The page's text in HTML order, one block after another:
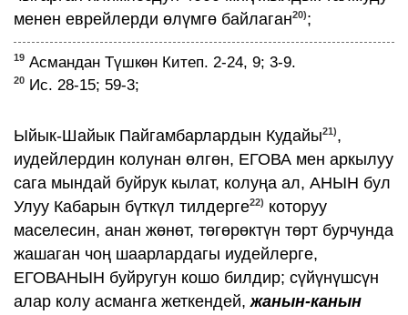
менен еврейлерди өлүмгө байлаган20);
19 Асмандан Түшкөн Китеп. 2-24, 9; 3-9.
20 Ис. 28-15; 59-3;
Ыйык-Шайык Пайгамбарлардын Кудайы21),
иудейлердин колунан өлгөн, ЕГОВА мен аркылуу
сага мындай буйрук кылат, колуңа ал, АНЫН бул
Улуу Кабарын бүткүл тилдерге22) которуу
маселесин, анан жөнөт, төгөрөктүн төрт бурчунда
жашаган чоң шаарлардагы иудейлерге,
ЕГОВАНЫН буйругун кошо билдир; сүйүнүшсүн
алар колу асманга жеткендей,жанын-канын